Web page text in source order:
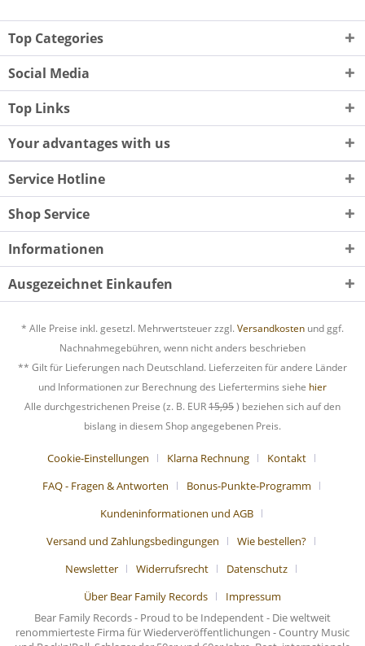
Top Categories
Social Media
Top Links
Your advantages with us
Service Hotline
Shop Service
Informationen
Ausgezeichnet Einkaufen
* Alle Preise inkl. gesetzl. Mehrwertsteuer zzgl. Versandkosten und ggf.
Nachnahmegebühren, wenn nicht anders beschrieben
** Gilt für Lieferungen nach Deutschland. Lieferzeiten für andere Länder
und Informationen zur Berechnung des Liefertermins siehe hier
Alle durchgestrichenen Preise (z. B. EUR15,95) beziehen sich auf den
bislang in diesem Shop angegebenen Preis.
Cookie-Einstellungen Klarna Rechnung
Kontakt
FAQ - Fragen & Antworten
Bonus-Punkte-Programm
Kundeninformationen und AGB
Versand und Zahlungsbedingungen
Wie bestellen?
Newsletter
Widerrufsrecht
Datenschutz
Über Bear Family Records
Impressum
Bear Family Records - Proud to be Independent - Die weltweit
renommierteste Firma für Wiederveröffentlichungen - Country Music